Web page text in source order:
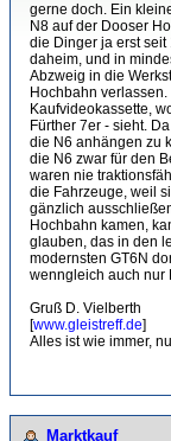
gerne doch. Ein
N8 auf der Dooser
die Dinger ja erst
daheim, und in
Abzweig in die
Hochbahn
Kaufvideokassette,
Fürther 7er - sieht.
die N6 anhängen zu
die N6 zwar für den
waren nie
die Fahrzeuge, weil
gänzlich
Hochbahn kamen,
glauben, das in den
modernsten GT6N
wenngleich auch nur
Gruß D. Vielberth
[www.gleistreff.de]
Alles ist wie immer,
Marktkauf